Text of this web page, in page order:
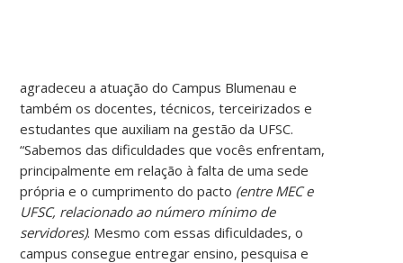
agradeceu a atuação do Campus Blumenau e
também os docentes, técnicos, terceirizados e
estudantes que auxiliam na gestão da UFSC.
“Sabemos das dificuldades que vocês enfrentam,
principalmente em relação à falta de uma sede
própria e o cumprimento do pacto (entre MEC e
UFSC, relacionado ao número mínimo de
servidores). Mesmo com essas dificuldades, o
campus consegue entregar ensino, pesquisa e